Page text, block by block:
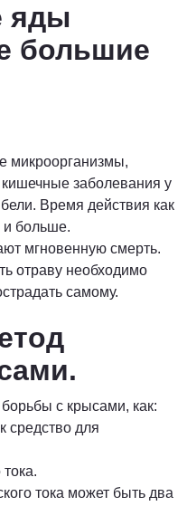
яды
большие
микроорганизмы,
заболевания у
Время действия как
и больше.
мгновенную смерть.
отраву необходимо
самому.
с крысами, как:
средство для
тока может быть два